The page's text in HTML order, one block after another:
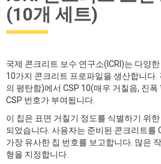
(10개 세트)
국제 콘크리트 보수 연구소(ICRI)는 다양
10가지 콘크리트 프로파일을 생산합니다.
의 평탄함)에서 CSP 10(매우 거칠음, 진
CSP 번호가 부여됩니다.
이 칩은 표면 거칠기 정도를 식별하기 위
되었습니다. 사용자는 준비된 콘크리트를
가장 유사한 칩 번호를 보고합니다. 많은
형을 지정합니다.